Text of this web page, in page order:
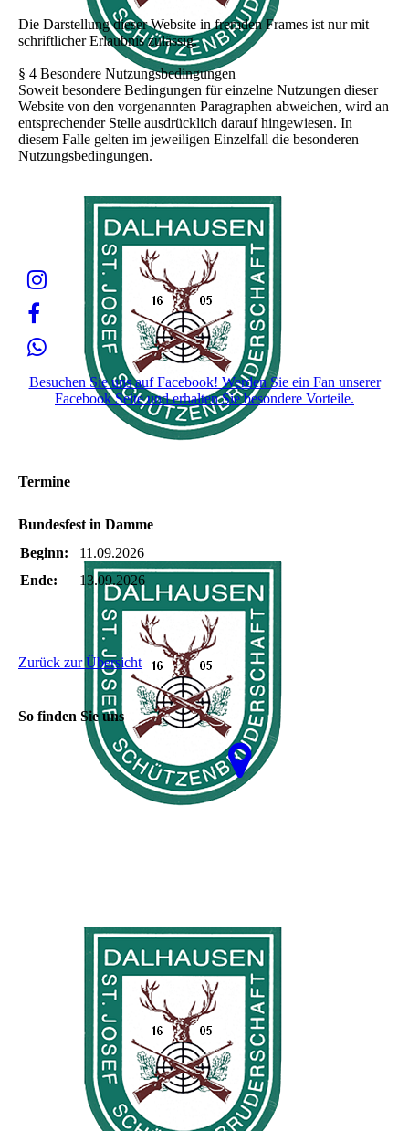
Die Darstellung dieser Website in fremden Frames ist nur mit
schriftlicher Erlaubnis zulässig.
§ 4 Besondere Nutzungsbedingungen
Soweit besondere Bedingungen für einzelne Nutzungen dieser
Website von den vorgenannten Paragraphen abweichen, wird an
entsprechender Stelle ausdrücklich darauf hingewiesen. In
diesem Falle gelten im jeweiligen Einzelfall die besonderen
Nutzungsbedingungen.
Besuchen Sie uns auf Facebook! Werden Sie ein Fan unserer
Facebook Seite und erhalten Sie besondere Vorteile.
Termine
Bundesfest in Damme
Beginn:
11.09.2026
Ende:
13.09.2026
Zurück zur Übersicht
So finden Sie uns